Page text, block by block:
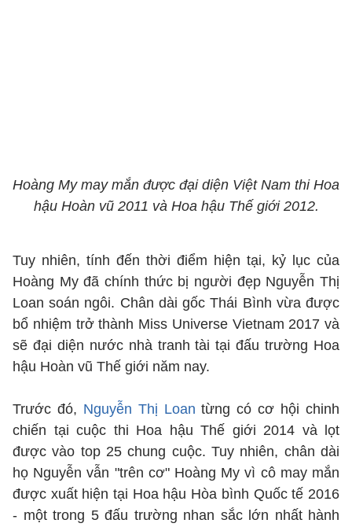
Hoàng My may mắn được đại diện Việt Nam thi Hoa
hậu Hoàn vũ 2011 và Hoa hậu Thế giới 2012.
Tuy nhiên, tính đến thời điểm hiện tại, kỷ lục của
Hoàng My đã chính thức bị người đẹp Nguyễn Thị
Loan soán ngôi. Chân dài gốc Thái Bình vừa được
bổ nhiệm trở thành Miss Universe Vietnam 2017 và
sẽ đại diện nước nhà tranh tài tại đấu trường Hoa
hậu Hoàn vũ Thế giới năm nay.
Trước đó, Nguyễn Thị Loan từng có cơ hội chinh
chiến tại cuộc thi Hoa hậu Thế giới 2014 và lọt
được vào top 25 chung cuộc. Tuy nhiên, chân dài
họ Nguyễn vẫn "trên cơ" Hoàng My vì cô may mắn
được xuất hiện tại Hoa hậu Hòa bình Quốc tế 2016
- một trong 5 đấu trường nhan sắc lớn nhất hành